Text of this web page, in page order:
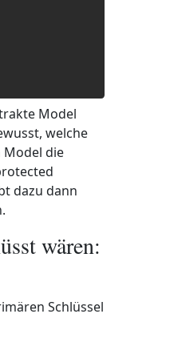
Model
welche
die
dazu dann
wären:
Schlüssel